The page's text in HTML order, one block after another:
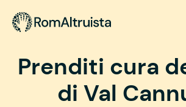
Prenditi cura
di Val